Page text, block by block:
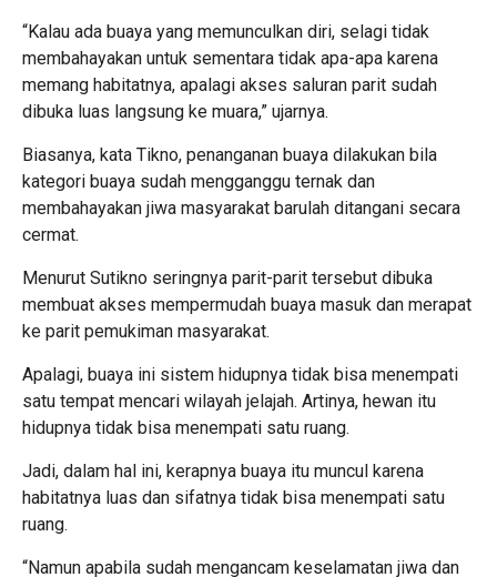
“Kalau ada buaya yang memunculkan diri, selagi tidak
membahayakan untuk sementara tidak apa-apa karena
memang habitatnya, apalagi akses saluran parit sudah
dibuka luas langsung ke muara,” ujarnya.
Biasanya, kata Tikno, penanganan buaya dilakukan bila
kategori buaya sudah mengganggu ternak dan
membahayakan jiwa masyarakat barulah ditangani secara
cermat.
Menurut Sutikno seringnya parit-parit tersebut dibuka
membuat akses mempermudah buaya masuk dan merapat
ke parit pemukiman masyarakat.
Apalagi, buaya ini sistem hidupnya tidak bisa menempati
satu tempat mencari wilayah jelajah. Artinya, hewan itu
hidupnya tidak bisa menempati satu ruang.
Jadi, dalam hal ini, kerapnya buaya itu muncul karena
habitatnya luas dan sifatnya tidak bisa menempati satu
ruang.
“Namun apabila sudah mengancam keselamatan jiwa dan